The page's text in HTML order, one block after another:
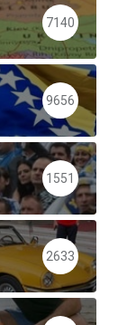
7140
9656
1551
2633